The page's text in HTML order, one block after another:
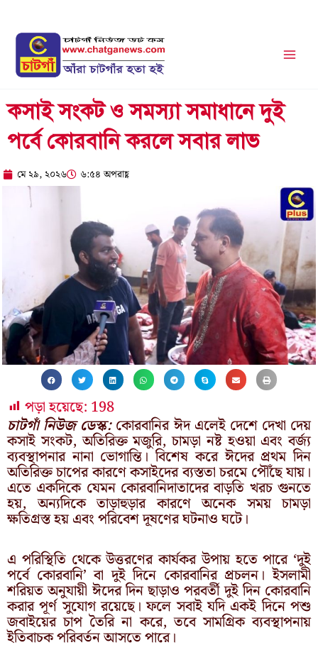
content
কসাই সংকট ও সমস‍্যা সমাধানে দুই
পর্বে কোরবানি করলে সবার লাভ
মে ২৯, ২০২৬ ৬:৫৪ অপরাহ্ণ
পড়া হয়েছে: 198
চাটগাঁ নিউজ ডেস্ক:কোরবানির ঈদ এলেই দেশে দেখা দেয়
কসাই সংকট, অতিরিক্ত মজুরি, চামড়া নষ্ট হওয়া এবং বর্জ্য
ব্যবস্থাপনার নানা ভোগান্তি। বিশেষ করে ঈদের প্রথম দিন
অতিরিক্ত চাপের কারণে কসাইদের ব্যস্ততা চরমে পৌঁছে যায়।
এতে একদিকে যেমন কোরবানিদাতাদের বাড়তি খরচ গুনতে
হয়, অন্যদিকে তাড়াহুড়ার কারণে অনেক সময় চামড়া
ক্ষতিগ্রস্ত হয় এবং পরিবেশ দূষণের ঘটনাও ঘটে।
এ পরিস্থিতি থেকে উত্তরণের কার্যকর উপায় হতে পারে ‘দুই
পর্বে কোরবানি’ বা দুই দিনে কোরবানির প্রচলন। ইসলামী
শরিয়ত অনুযায়ী ঈদের দিন ছাড়াও পরবর্তী দুই দিন কোরবানি
করার পূর্ণ সুযোগ রয়েছে। ফলে সবাই যদি একই দিনে পশু
জবাইয়ের চাপ তৈরি না করে, তবে সামগ্রিক ব্যবস্থাপনায়
ইতিবাচক পরিবর্তন আসতে পারে।